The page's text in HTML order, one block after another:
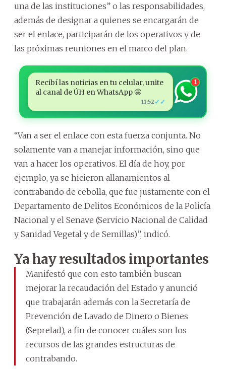
una de las instituciones” o las responsabilidades,
además de designar a quienes se encargarán de
ser el enlace, participarán de los operativos y de
las próximas reuniones en el marco del plan.
Recibí las noticias en tu celular, unite
al canal de ÚH en WhatsApp 🤩
11:52 ✓✓
1
“Van a ser el enlace con esta fuerza conjunta. No
solamente van a manejar información, sino que
van a hacer los operativos. El día de hoy, por
ejemplo, ya se hicieron allanamientos al
contrabando de cebolla, que fue justamente con el
Departamento de Delitos Económicos de la Policía
Nacional y el Senave (Servicio Nacional de Calidad
y Sanidad Vegetal y de Semillas)”, indicó.
Ya hay resultados importantes
Manifestó que con esto también buscan
mejorar la recaudación del Estado y anunció
que trabajarán además con la Secretaría de
Prevención de Lavado de Dinero o Bienes
(Seprelad), a fin de conocer cuáles son los
recursos de las grandes estructuras de
contrabando.